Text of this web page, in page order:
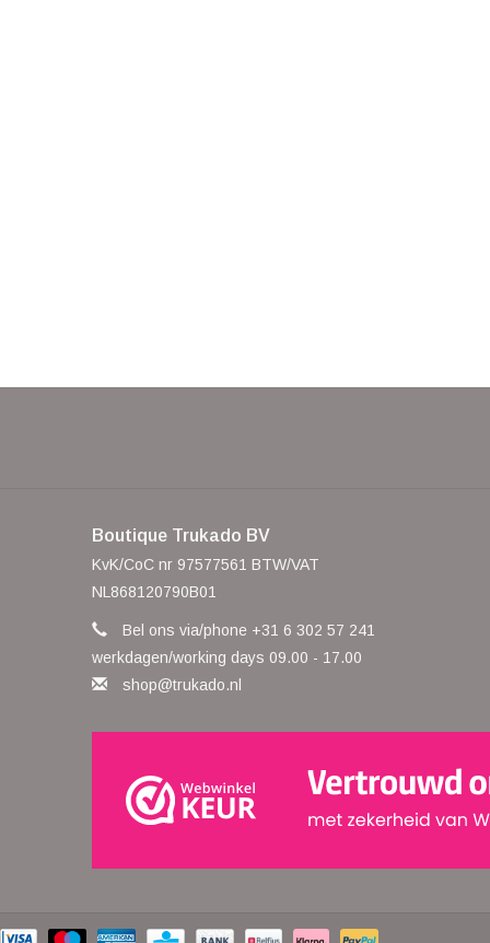
Boutique Trukado BV
KvK/CoC nr 97577561 BTW/VAT
NL868120790B01
Bel ons via/phone +31 6 302 57 241
werkdagen/working days 09.00 - 17.00
shop@trukado.nl